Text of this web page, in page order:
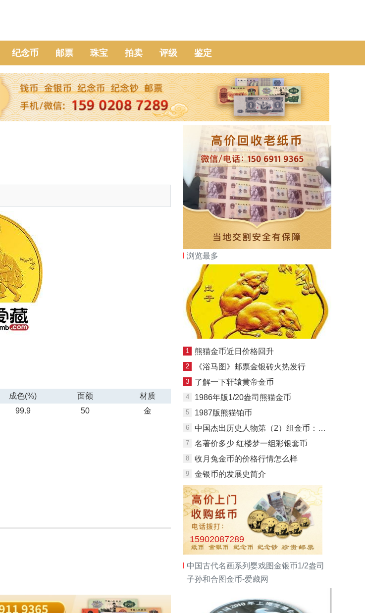
纪念币 邮票 珠宝 拍卖 评级 鉴定
成色(%) 面额
材质
99.9 50
金
浏览最多
1 熊猫金币近日价格回升
2 《浴马图》邮票金银砖火热发行
3 了解一下轩辕黄帝金币
4 1986年版1/20盎司熊猫金币
5 1987版熊猫铂币
6 中国杰出历史人物第（2）组金币：孔子
7 名著价多少 红楼梦一组彩银套币
8 收月兔金币的价格行情怎么样
9 金银币的发展史简介
15902087289
中国古代名画系列婴戏图金银币1/2盎司
子孙和合图金币-爱藏网